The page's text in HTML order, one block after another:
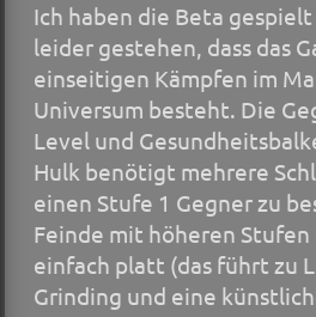
Ich haben die Beta gespielt
leider gestehen, dass das
einseitigen Kämpfen im
Universum besteht. Die
Level und
Hulk benötigt mehrere
einen Stufe 1 Gegner zu
Feinde mit höheren Stufen
einfach platt (das führt zu
Grinding und eine